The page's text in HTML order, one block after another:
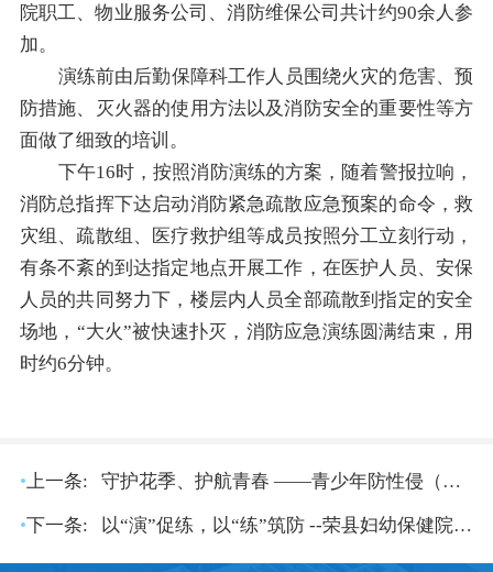
院职工、物业服务公司、消防维保公司共计约90余人参
加。
演练前由后勤保障科工作人员围绕火灾的危害、预
防措施、灭火器的使用方法以及消防安全的重要性等方
面做了细致的培训。
下午16时，按照消防演练的方案，随着警报拉响，
消防总指挥下达启动消防紧急疏散应急预案的命令，救
灾组、疏散组、医疗救护组等成员按照分工立刻行动，
有条不紊的到达指定地点开展工作，在医护人员、安保
人员的共同努力下，楼层内人员全部疏散到指定的安全
场地，“大火”被快速扑灭，消防应急演练圆满结束，用
时约6分钟。
•上一条: 守护花季、护航青春 ——青少年防性侵（防艾）主题教育走进荣县中学
•下一条: 以“演”促练，以“练”筑防 --荣县妇幼保健院开展反恐防暴应急演练